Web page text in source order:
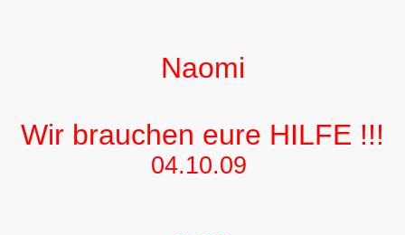
Naomi
Wir brauchen eure HILFE !!!
04.10.09